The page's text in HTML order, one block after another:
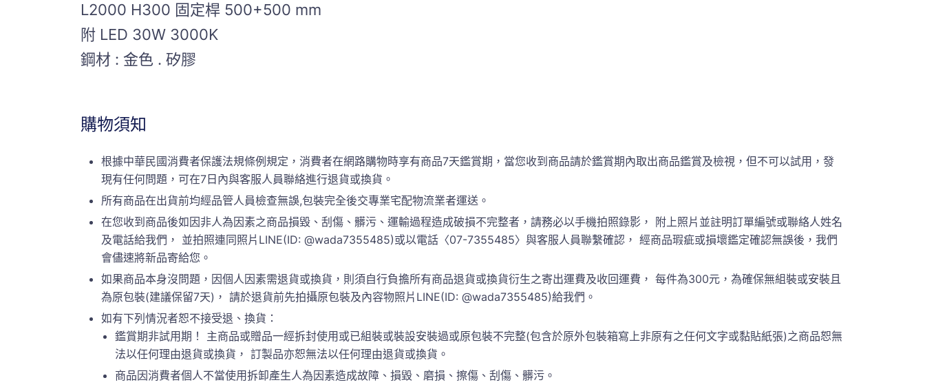
L2000 H300 固定桿 500+500 mm
附 LED 30W 3000K
鋼材 : 金色 . 矽膠
購物須知
根據中華民國消費者保護法規條例規定，消費者在網路購物時享有商品7天鑑賞期，當您收到商品請於鑑賞期內取出商品鑑賞及檢視，但不可以試用，發
現有任何問題，可在7日內與客服人員聯絡進行退貨或換貨。
所有商品在出貨前均經品管人員檢查無誤,包裝完全後交專業宅配物流業者運送。
在您收到商品後如因非人為因素之商品損毀、刮傷、髒污、運輸過程造成破損不完整者，請務必以手機拍照錄影， 附上照片並註明訂單編號或聯絡人姓名
及電話給我們， 並拍照連同照片LINE(ID: @wada7355485)或以電話〈07-7355485〉與客服人員聯繫確認， 經商品瑕疵或損壞鑑定確認無誤後，我們
會儘速將新品寄給您。
如果商品本身沒問題，因個人因素需退貨或換貨，則須自行負擔所有商品退貨或換貨衍生之寄出運費及收回運費， 每件為300元，為確保無組裝或安裝且
為原包裝(建議保留7天)， 請於退貨前先拍攝原包裝及內容物照片LINE(ID: @wada7355485)給我們。
如有下列情況者恕不接受退、換貨：
鑑賞期非試用期！ 主商品或贈品一經拆封使用或已組裝或裝設安裝過或原包裝不完整(包含於原外包裝箱寫上非原有之任何文字或黏貼紙張)之商品恕無
法以任何理由退貨或換貨， 訂製品亦恕無法以任何理由退貨或換貨。
商品因消費者個人不當使用拆卸產生人為因素造成故障、損毀、磨損、擦傷、刮傷、髒污。